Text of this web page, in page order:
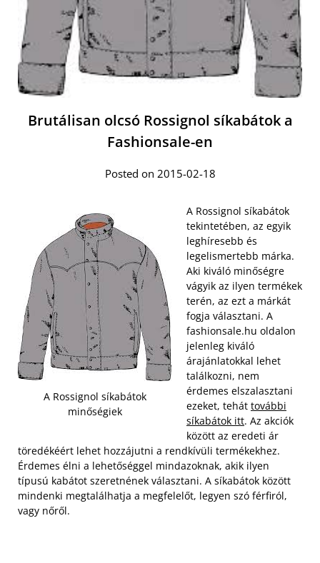
Brutálisan olcsó Rossignol síkabátok a
Fashionsale-en
Posted on 2015-02-18
A Rossignol síkabátok
minőségiek
A Rossignol síkabátok
tekintetében, az egyik
leghíresebb és
legelismertebb márka.
Aki kiváló minőségre
vágyik az ilyen termékek
terén, az ezt a márkát
fogja választani. A
fashionsale.hu oldalon
jelenleg kiváló
árajánlatokkal lehet
találkozni, nem
érdemes elszalasztani
ezeket, tehát további
síkabátok itt. Az akciók
között az eredeti ár
töredékéért lehet hozzájutni a rendkívüli termékekhez.
Érdemes élni a lehetőséggel mindazoknak, akik ilyen
típusú kabátot szeretnének választani. A síkabátok között
mindenki megtalálhatja a megfelelőt, legyen szó férfiról,
vagy nőről.